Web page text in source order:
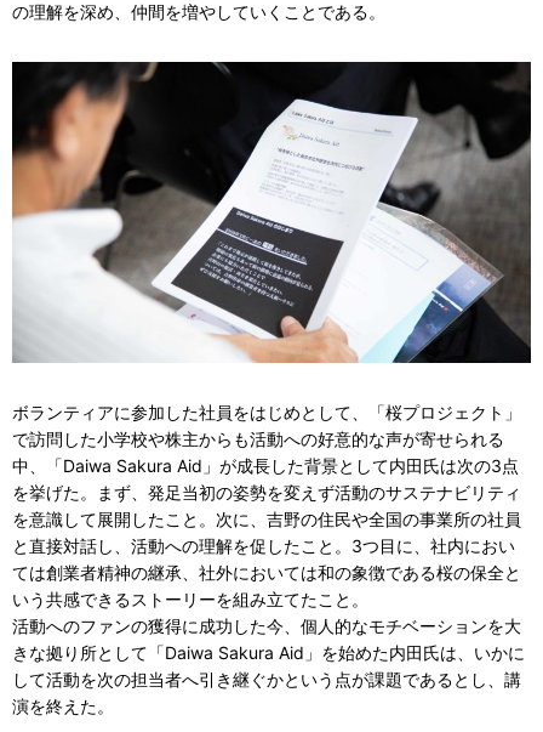
の理解を深め、仲間を増やしていくことである。
ボランティアに参加した社員をはじめとして、「桜プロジェクト」
で訪問した小学校や株主からも活動への好意的な声が寄せられる
中、「Daiwa Sakura Aid」が成長した背景として内田氏は次の3点
を挙げた。まず、発足当初の姿勢を変えず活動のサステナビリティ
を意識して展開したこと。次に、吉野の住民や全国の事業所の社員
と直接対話し、活動への理解を促したこと。3つ目に、社内におい
ては創業者精神の継承、社外においては和の象徴である桜の保全と
いう共感できるストーリーを組み立てたこと。
活動へのファンの獲得に成功した今、個人的なモチベーションを大
きな拠り所として「Daiwa Sakura Aid」を始めた内田氏は、いかに
して活動を次の担当者へ引き継ぐかという点が課題であるとし、講
演を終えた。